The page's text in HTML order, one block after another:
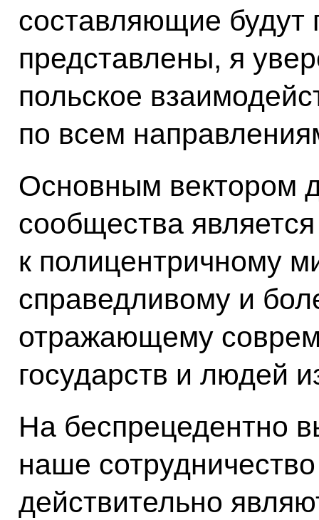
составляющие будут
представлены, я
польское
по всем
Основным вектором
сообщества
к полицентричному
справедливому и
отражающему
государств и людей
На беспрецедентно
наше
действительно